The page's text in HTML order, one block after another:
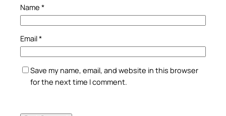
Name *
Email*
Save my name, email, and website in this browser
for the next time I comment.